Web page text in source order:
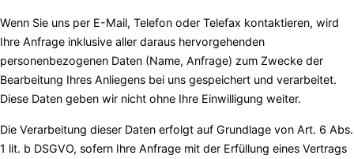
Wenn Sie uns per E-Mail, Telefon oder Telefax kontaktieren, wird
Ihre Anfrage inklusive aller daraus hervorgehenden
personenbezogenen Daten (Name, Anfrage) zum Zwecke der
Bearbeitung Ihres Anliegens bei uns gespeichert und verarbeitet.
Diese Daten geben wir nicht ohne Ihre Einwilligung weiter.
Die Verarbeitung dieser Daten erfolgt auf Grundlage von Art. 6 Abs.
1 lit. b DSGVO, sofern Ihre Anfrage mit der Erfüllung eines Vertrags